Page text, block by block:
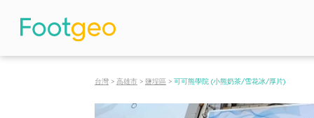
台灣 > 高雄市 > 鹽埕區 > 可可熊學院 (小熊奶茶/雪花冰/厚片)